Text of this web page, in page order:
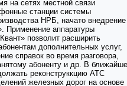
на сетях местной связи
станции системы
НРБ, начато внедрение
Применение аппаратуры
позволит расширить
дополнительных услуг,
справок во время разговора,
абоненту и др. В
реконструккцию АТС
железных дорог на основе